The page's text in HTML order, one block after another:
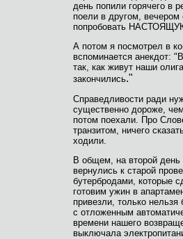
день попили горячего в
поели в другом,
попробовать
А потом я посмотрел в
вспоминается анекдот:
так, как живут наши
закончились."
Справедливости ради
существенно дороже,
потом поехали. Про
транзитом, ничего
ходили.
В общем, на второй
вернулись к старой
бутербродами, которые
готовим ужин в
привезли, только
с отложенным
времени нашего
выключала